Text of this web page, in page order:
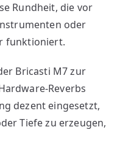
Rundheit, die vor
oder
funktioniert.
Bricasti M7 zur
Reverbs
dezent eingesetzt,
Tiefe zu erzeugen,